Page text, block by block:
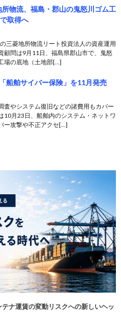
物流、福島・郡山の鬼怒川ゴム工
取得へ
三菱地所物流リート投資法人の資産運用
顧問は9月11日、福島県郡山市で、鬼怒
場の底地（土地部[…]
船舶サイバー保険」を11月発売
査やシステム復旧などの諸費用もカバー
10月23日、船舶内のシステム・ネットワ
ー攻撃や不正アクセ[…]
ナ運賃の変動リスクへの新しいヘッ